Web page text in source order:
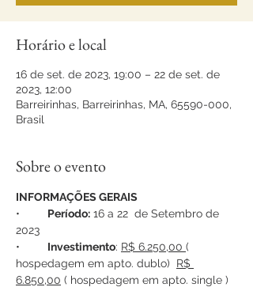
Horário e local
16 de set. de 2023, 19:00 – 22 de set. de
2023, 12:00
Barreirinhas, Barreirinhas, MA, 65590-000,
Brasil
Sobre o evento
INFORMAÇÕES GERAIS
Período: 16 a 22  de Setembro de
2023
Investimento: R$ 6.250,00 (
hospedagem em apto. dublo) R$
6.850,00 ( hospedagem em apto. single )